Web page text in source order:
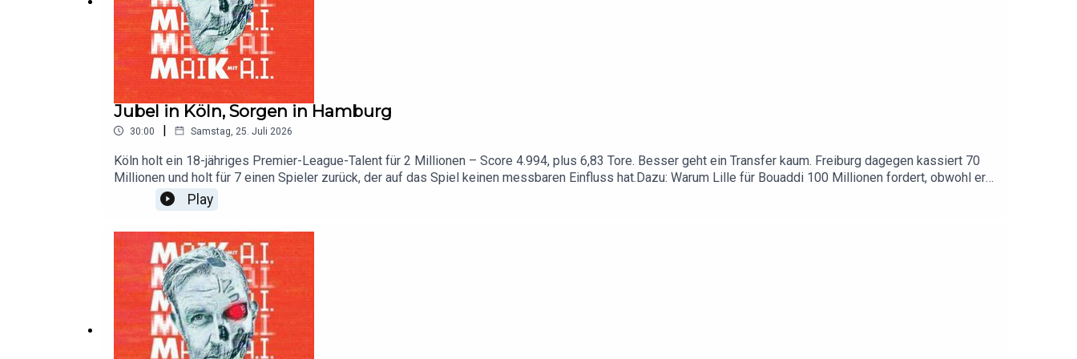
Jubel in Köln, Sorgen in Hamburg
30:00 | Samstag, 25. Juli 2026
Köln holt ein 18-jähriges Premier-League-Talent für 2 Millionen – Score 4.994, plus 6,83 Tore. Besser geht ein Transfer kaum. Freiburg dagegen kassiert 70
Millionen und holt für 7 einen Spieler zurück, der auf das Spiel keinen messbaren Einfluss hat.Dazu: Warum Lille für Bouaddi 100 Millionen fordert, obwohl er
30 wert ist – und was ihn von einem echten Jahrhunderttalent wie Lamine Yamal trennt. Schalke verstärkt sich clever, der HSV kommt schlicht nicht hinterher
und rutscht gefährlich nah an Schalke heran. Alle Transfers der Woche, gecheckt mit PLAIER-Daten.Und am Ende beantworten wir eure Fragen: Werder, Hertha,
Play